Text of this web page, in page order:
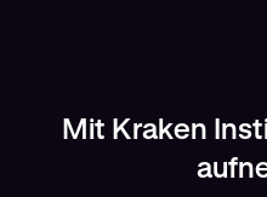
Mit Kraken